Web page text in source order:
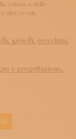
cultura e dello
altri eventi.
gioielli, orecchini,
e progettazione,